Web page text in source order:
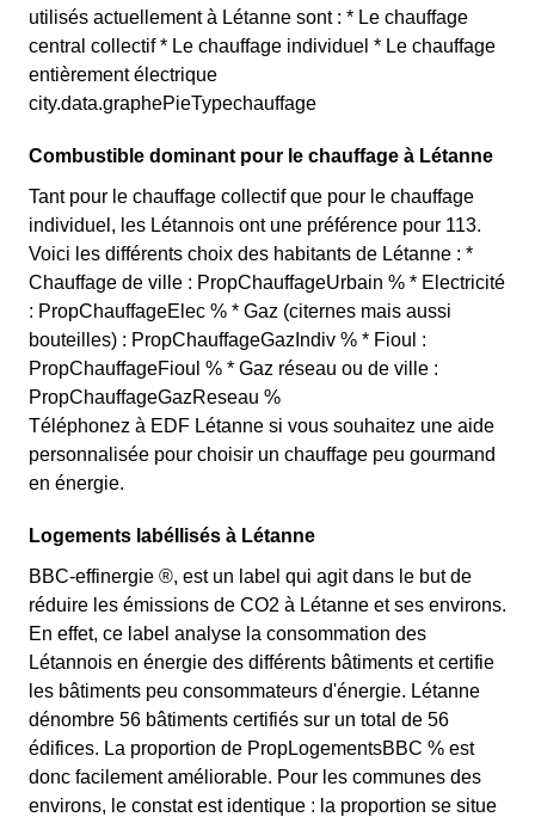
utilisés actuellement à Létanne sont : * Le chauffage
central collectif * Le chauffage individuel * Le chauffage
entièrement électrique
city.data.graphePieTypechauffage
Combustible dominant pour le chauffage à Létanne
Tant pour le chauffage collectif que pour le chauffage
individuel, les Létannois ont une préférence pour 113.
Voici les différents choix des habitants de Létanne : *
Chauffage de ville : PropChauffageUrbain % * Electricité
: PropChauffageElec % * Gaz (citernes mais aussi
bouteilles) : PropChauffageGazIndiv % * Fioul :
PropChauffageFioul % * Gaz réseau ou de ville :
PropChauffageGazReseau %
Téléphonez à EDF Létanne si vous souhaitez une aide
personnalisée pour choisir un chauffage peu gourmand
en énergie.
Logements labéllisés à Létanne
BBC-effinergie ®, est un label qui agit dans le but de
réduire les émissions de CO2 à Létanne et ses environs.
En effet, ce label analyse la consommation des
Létannois en énergie des différents bâtiments et certifie
les bâtiments peu consommateurs d'énergie. Létanne
dénombre 56 bâtiments certifiés sur un total de 56
édifices. La proportion de PropLogementsBBC % est
donc facilement améliorable. Pour les communes des
environs, le constat est identique : la proportion se situe